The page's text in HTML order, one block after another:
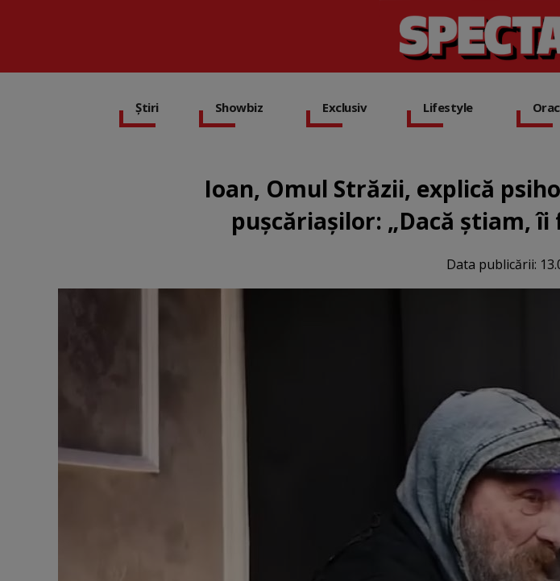
Știri Showbiz Exclusiv Lifestyle
Ioan, Omul Străzii, explică
pușcăriașilor: „Dacă știam, îi
Data publicării: